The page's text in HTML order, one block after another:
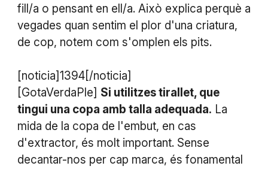
fill/a o pensant en ell/a. Això explica perquè a
vegades quan sentim el plor d'una criatura,
de cop, notem com s'omplen els pits.
[noticia]1394[/noticia]
[GotaVerdaPle] Si utilitzes tirallet, que
tingui una copa amb talla adequada. La
mida de la copa de l'embut, en cas
d'extractor, és molt important. Sense
decantar-nos per cap marca, és fonamental